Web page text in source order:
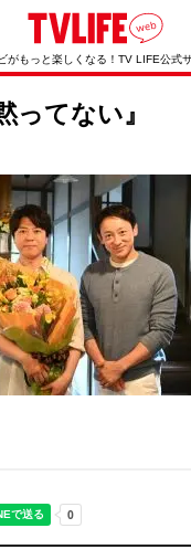
がもっと楽しくなる！TV LIFE公式
ってない』